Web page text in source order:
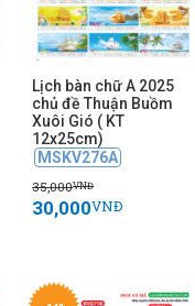
Lịch bàn chữ A 2025
chủ đề Thuận Buồm
Xuôi Gió ( KT
12x25cm)
MSKV276A
35,000VNĐ
30,000VNĐ